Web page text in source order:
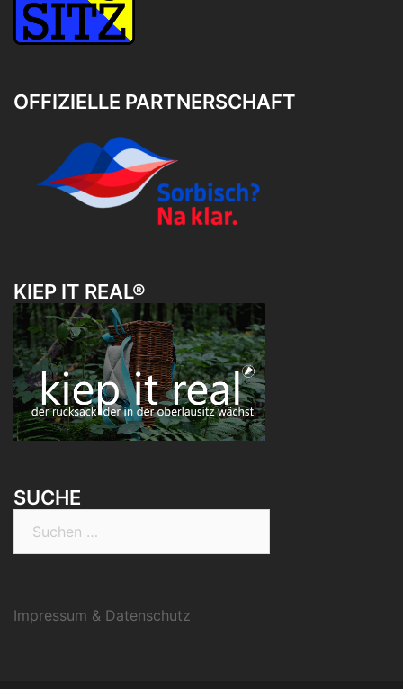
OFFIZIELLE PARTNERSCHAFT
KIEP IT REAL®
SUCHE
nach:
Impressum & Datenschutz